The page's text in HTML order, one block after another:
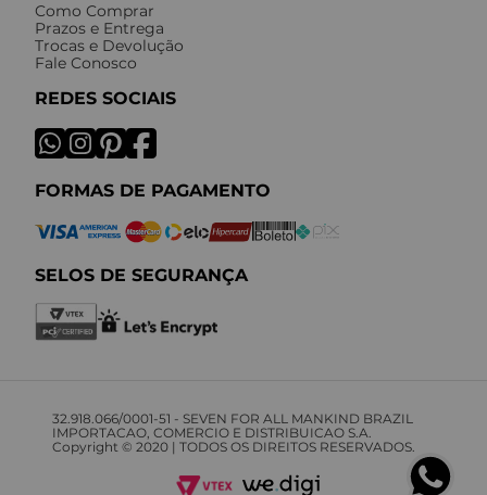
Como Comprar
Prazos e Entrega
Trocas e Devolução
Fale Conosco
REDES SOCIAIS
FORMAS DE PAGAMENTO
SELOS DE SEGURANÇA
32.918.066/0001-51 - SEVEN FOR ALL MANKIND BRAZIL
IMPORTACAO, COMERCIO E DISTRIBUICAO S.A.
Copyright © 2020 | TODOS OS DIREITOS RESERVADOS.